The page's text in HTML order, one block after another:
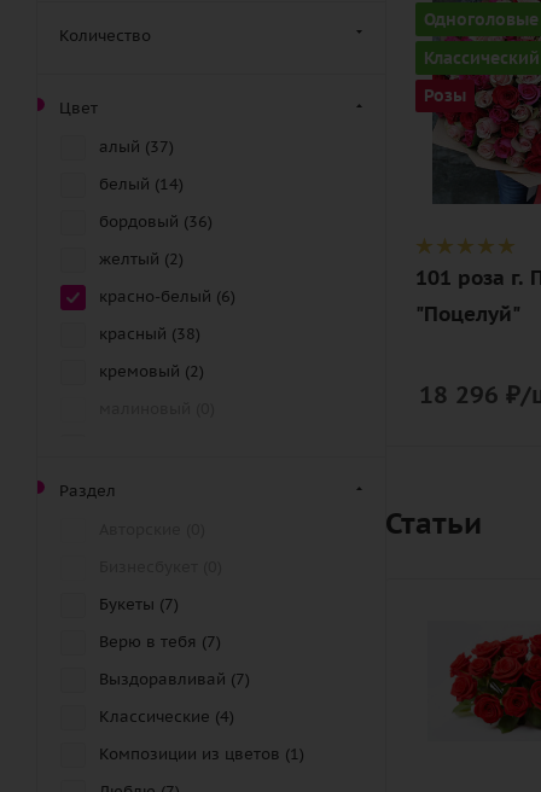
Одноголовые
Классический
Розы
Цвет
красно-
Описание
роза, лента,
упаковка
101 роза г.
"Поцелуй"
18 296 ₽/
Статьи
Количество
Цвет
алый (37)
белый (14)
бордовый (36)
желтый (2)
красно-белый (6)
красный (38)
кремовый (2)
оранжевый (
розовый (
синий (
фиолетовый (
)
чайный (
черно-белый (
черный (3
Раздел
Букеты (7)
Верю в тебя (7)
Выздоравливай (7)
Классические (4)
Композиции из цветов (1)